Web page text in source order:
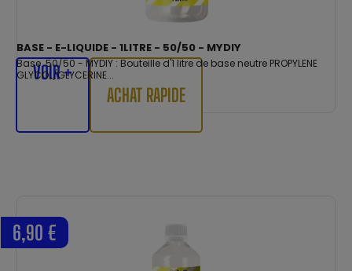
BASE - E-LIQUIDE - 1LITRE - 50/50 - MYDIY
Base 50/50 - MYDIY : Bouteille d'1 litre de base neutre PROPYLENE
GLYCOL/GLYCERINE...
VOIR +
ACHAT RAPIDE
6,90 €